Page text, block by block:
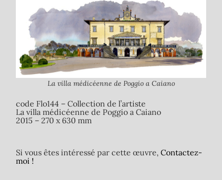
La villa médicéenne de Poggio a Caiano
code Flo144 – Collection de l’artiste
La villa médicéenne de Poggio a Caiano
2015 – 270 x 630 mm
Si vous êtes intéressé par cette œuvre, Contactez-
moi !